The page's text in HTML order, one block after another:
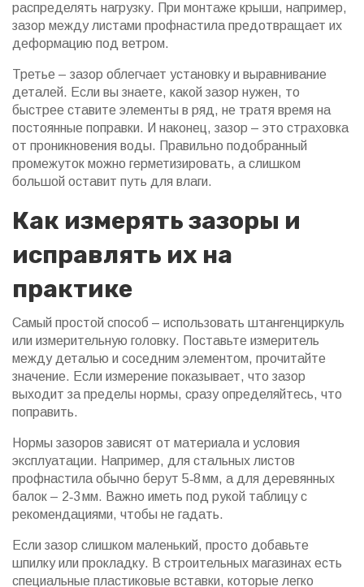
распределять нагрузку. При монтаже крыши, например,
зазор между листами профнастила предотвращает их
деформацию под ветром.
Третье – зазор облегчает установку и выравнивание
деталей. Если вы знаете, какой зазор нужен, то
быстрее ставите элементы в ряд, не тратя время на
постоянные поправки. И наконец, зазор – это страховка
от проникновения воды. Правильно подобранный
промежуток можно герметизировать, а слишком
большой оставит путь для влаги.
Как измерять зазоры и
исправлять их на
практике
Самый простой способ – использовать штангенциркуль
или измерительную головку. Поставьте измеритель
между деталью и соседним элементом, прочитайте
значение. Если измерение показывает, что зазор
выходит за пределы нормы, сразу определяйтесь, что
поправить.
Нормы зазоров зависят от материала и условия
эксплуатации. Например, для стальных листов
профнастила обычно берут 5‑8 мм, а для деревянных
балок – 2‑3 мм. Важно иметь под рукой таблицу с
рекомендациями, чтобы не гадать.
Если зазор слишком маленький, просто добавьте
шпилку или прокладку. В строительных магазинах есть
специальные пластиковые вставки, которые легко